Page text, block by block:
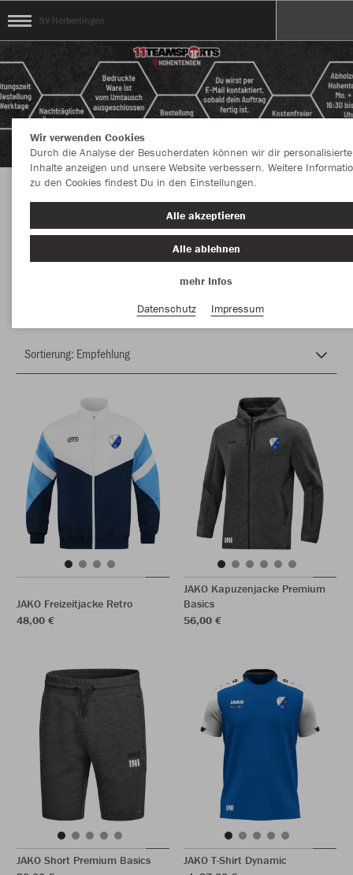
SV Herbertingen
Herzlich Willkommen im Teamshop SV
Herbertingen
JAKO Freizeitjacke Retro
48,00 €
JAKO Kapuzenjacke Premium
Basics
56,00 €
JAKO Short Premium Basics
JAKO T-Shirt Dynamic
Wir verwenden Cookies
Durch die Analyse der Besucherdaten können wir dir personalisierte
Inhalte anzeigen und unsere Website verbessern. Weitere
zu den Cookies findest Du in den Einstellungen.
Alle akzeptieren
Alle ablehnen
mehr Infos
Datenschutz
Impressum